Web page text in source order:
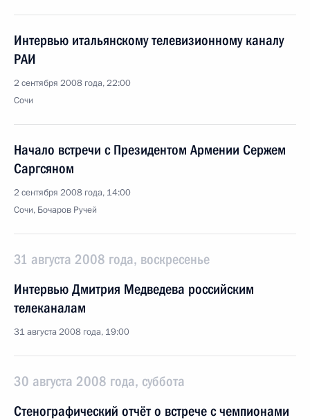
Интервью итальянскому телевизионному каналу
РАИ
2 сентября 2008 года, 22:00
Сочи
Начало встречи с Президентом Армении Сержем
Саргсяном
2 сентября 2008 года, 14:00
Сочи, Бочаров Ручей
31 августа 2008 года, воскресенье
Интервью Дмитрия Медведева российским
телеканалам
31 августа 2008 года, 19:00
30 августа 2008 года, суббота
Стенографический отчёт о встрече с чемпионами